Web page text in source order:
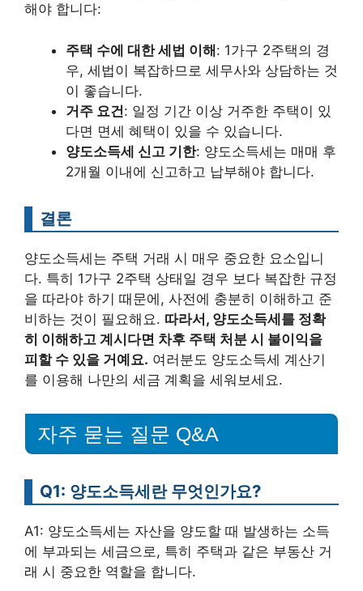
해야 합니다:
주택 수에 대한 세법 이해: 1가구 2주택의 경
우, 세법이 복잡하므로 세무사와 상담하는 것
이 좋습니다.
거주 요건: 일정 기간 이상 거주한 주택이 있
다면 면세 혜택이 있을 수 있습니다.
양도소득세 신고 기한: 양도소득세는 매매 후
2개월 이내에 신고하고 납부해야 합니다.
결론
양도소득세는 주택 거래 시 매우 중요한 요소입니
다. 특히 1가구 2주택 상태일 경우 보다 복잡한 규정
을 따라야 하기 때문에, 사전에 충분히 이해하고 준
비하는 것이 필요해요. 따라서, 양도소득세를 정확
히 이해하고 계시다면 차후 주택 처분 시 불이익을
피할 수 있을 거예요. 여러분도 양도소득세 계산기
를 이용해 나만의 세금 계획을 세워보세요.
자주 묻는 질문 Q&A
Q1: 양도소득세란 무엇인가요?
A1: 양도소득세는 자산을 양도할 때 발생하는 소득
에 부과되는 세금으로, 특히 주택과 같은 부동산 거
래 시 중요한 역할을 합니다.